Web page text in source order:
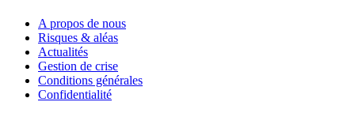
A propos de nous
Risques & aléas
Actualités
Gestion de crise
Conditions générales
Confidentialité